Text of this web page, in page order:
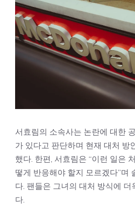
서효림의 소속사는 논란에 대한
가 있다고 판단하며 현재 대처 방
했다. 한편, 서효림은 “이런 일은
떻게 반응해야 할지 모르겠다”며
다. 팬들은 그녀의 대처 방식에 더
다.